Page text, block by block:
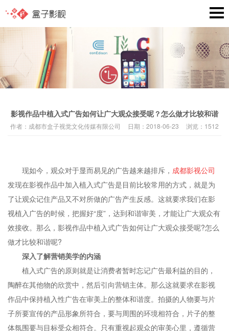
影视作品中植入式广告如何让广大观众接受呢？怎么做才比较和谐
作者： 成都市盒子视觉文化传媒有限公司 日期： 2018-06-23 浏览： 1512
现如今，观众对于显而易见的广告越来越排斥， 成都影视公司
发现在影视作品中加入植入式广告是目前比较常用的方式，就是为
了让观众记住产品又不对所做的广告产生反感。这就要求我们在影
视植入广告的时候，把握好“度”，达到和谐审美，才能让广大观众有
效接收。那么，影视作品中植入式广告如何让广大观众接受呢?怎么
做才比较和谐呢?
深入了解营销美学的内涵
植入式广告的原则就是让消费者暂时忘记广告最利益的目的，
陶醉在其他物的欣赏中，然后引向营销主体。那么这就要求在影视
作品中保持植入性广告在审美上的整体和谐度。拍摄的人物要与片
子所要宣传的产品形象所符合，要与周围的环境相符合，片子的整
体氛围要与目标受众相符合。只有重视起观众的审美心里，遵循营